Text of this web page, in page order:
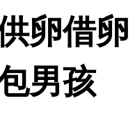
卵借卵
男孩